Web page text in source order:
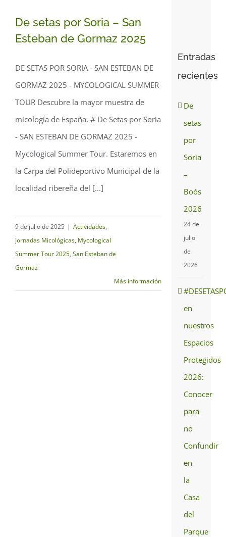
De setas por Soria – San
Esteban de Gormaz 2025
De setas por Soria – San
Esteban de Gormaz 2025
DE SETAS POR SORIA - SAN ESTEBAN DE
GORMAZ 2025 - MYCOLOGICAL SUMMER
TOUR Descubre la mayor muestra de
micología de España, # De Setas por Soria
- SAN ESTEBAN DE GORMAZ 2025 -
Mycological Summer Tour. Estaremos en
la Carpa del Polideportivo Municipal de la
localidad ribereña del [...]
9 de julio de 2025 | Actividades,
Jornadas Micológicas, Mycological
Summer Tour 2025, San Esteban de
Gormaz
Más información
Entradas
recientes
De
setas
por
Soria
–
Boós
2026
24 de
julio
de
2026
en
nuestros
Espacios
Protegidos
2026:
Conocer
para
no
Confundir
en
la
Casa
del
Parque